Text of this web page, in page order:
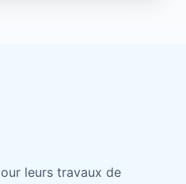
leurs travaux de